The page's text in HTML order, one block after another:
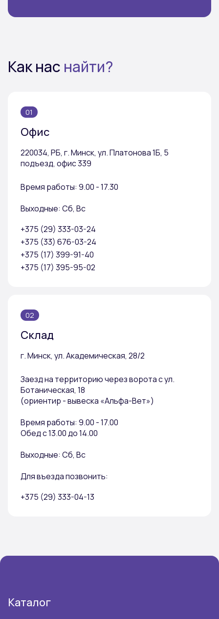
Как нас найти?
01
Офис
220034, РБ, г. Минск, ул. Платонова 1Б, 5
подъезд, офис 339
Время работы: 9.00 - 17.30
Выходные: Сб, Вс
+375 (29) 333-03-24
+375 (33) 676-03-24
+375 (17) 399-91-40
+375 (17) 395-95-02
02
Склад
г. Минск, ул. Академическая, 28/2
Заезд на территорию через ворота с ул.
Ботаническая, 18
(ориентир - вывеска «Альфа-Вет»)
Время работы: 9.00 - 17.00
Обед с 13.00 до 14.00
Выходные: Сб, Вс
Для въезда позвонить:
+375 (29) 333-04-13
Каталог